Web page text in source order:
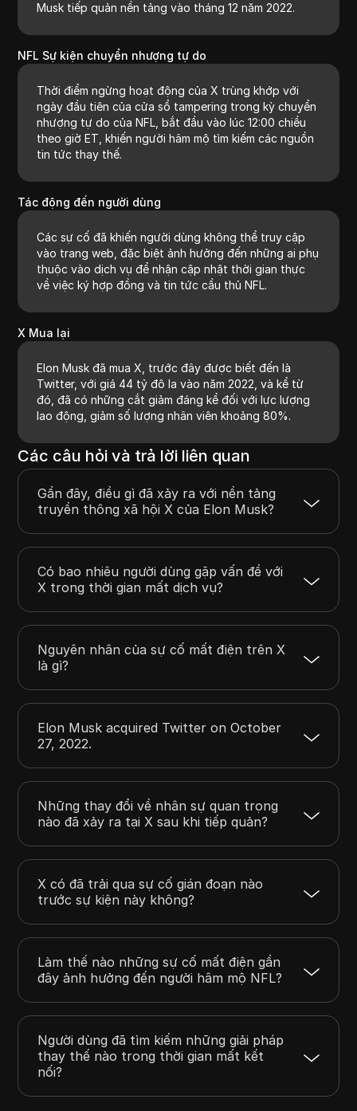
Musk tiếp quản nền tảng vào tháng 12 năm 2022.
NFL Sự kiện chuyển nhượng tự do
Thời điểm ngừng hoạt động của X trùng khớp với
ngày đầu tiên của cửa sổ tampering trong kỳ chuyển
nhượng tự do của NFL, bắt đầu vào lúc 12:00 chiều
theo giờ ET, khiến người hâm mộ tìm kiếm các nguồn
tin tức thay thế.
Tác động đến người dùng
Các sự cố đã khiến người dùng không thể truy cập
vào trang web, đặc biệt ảnh hưởng đến những ai phụ
thuộc vào dịch vụ để nhận cập nhật thời gian thực
về việc ký hợp đồng và tin tức cầu thủ NFL.
X Mua lại
Elon Musk đã mua X, trước đây được biết đến là
Twitter, với giá 44 tỷ đô la vào năm 2022, và kể từ
đó, đã có những cắt giảm đáng kể đối với lực lượng
lao động, giảm số lượng nhân viên khoảng 80%.
Các câu hỏi và trả lời liên quan
Gần đây, điều gì đã xảy ra với nền tảng
truyền thông xã hội X của Elon Musk?
Có bao nhiêu người dùng gặp vấn đề với
X trong thời gian mất dịch vụ?
Nguyên nhân của sự cố mất điện trên X
là gì?
Elon Musk acquired Twitter on October
27, 2022.
Những thay đổi về nhân sự quan trọng
nào đã xảy ra tại X sau khi tiếp quản?
X có đã trải qua sự cố gián đoạn nào
trước sự kiện này không?
Làm thế nào những sự cố mất điện gần
đây ảnh hưởng đến người hâm mộ NFL?
Người dùng đã tìm kiếm những giải pháp
thay thế nào trong thời gian mất kết
nối?